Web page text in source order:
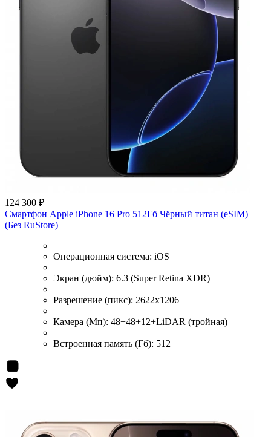
124 300 ₽
Смартфон Apple iPhone 16 Pro 512Гб Чёрный титан (eSIM)
(Без RuStore)
Операционная система: iOS
Экран (дюйм): 6.3 (Super Retina XDR)
Разрешение (пикс): 2622x1206
Камера (Мп): 48+48+12+LiDAR (тройная)
Встроенная память (Гб): 512